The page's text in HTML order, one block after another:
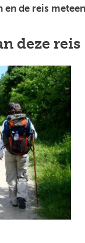
de reis
deze reis